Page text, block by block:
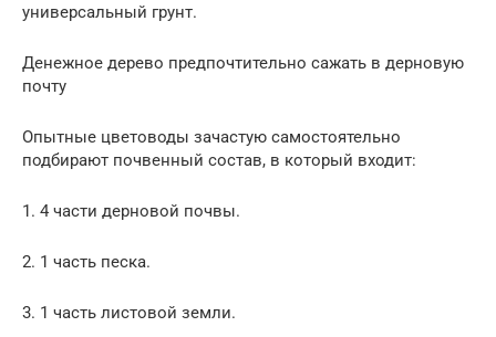
универсальный грунт.
Денежное дерево предпочтительно сажать в дерновую
почту
Опытные цветоводы зачастую самостоятельно
подбирают почвенный состав, в который входит:
1. 4 части дерновой почвы.
2. 1 часть песка.
3. 1 часть листовой земли.